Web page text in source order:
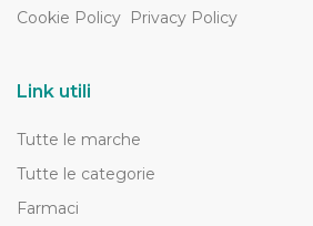
Cookie Policy Privacy Policy
Link utili
Tutte le marche
Tutte le categorie
Farmaci